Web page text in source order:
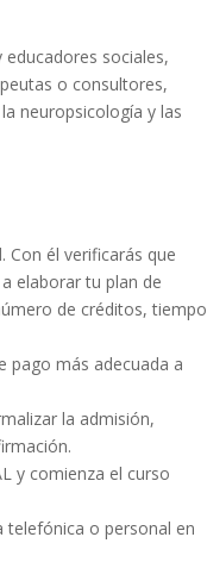
sociales,
o consultores,
neuropsicología y las
Con él verificarás que
elaborar tu plan de
de créditos, tiempo
pago más adecuada a
la admisión,
y comienza el curso
telefónica o personal en